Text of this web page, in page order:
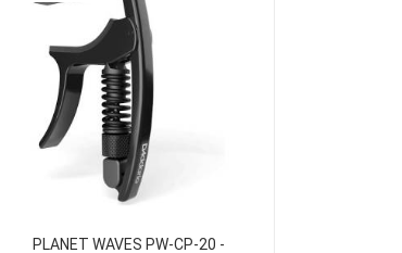
максимально быстро и бережно
изменить тональность всего
инструмента. Описание: Каподастр
для укулеле Модель: A007R/BK
Механизм: винтовой Корпус:
материал - алюминиевый сплав, цве..
PLANET WAVES PW-CP-20 -